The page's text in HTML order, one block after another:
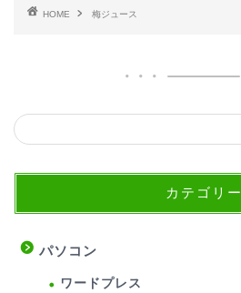
HOME 梅ジュース
カテゴリー
パソコン
ワードプレス